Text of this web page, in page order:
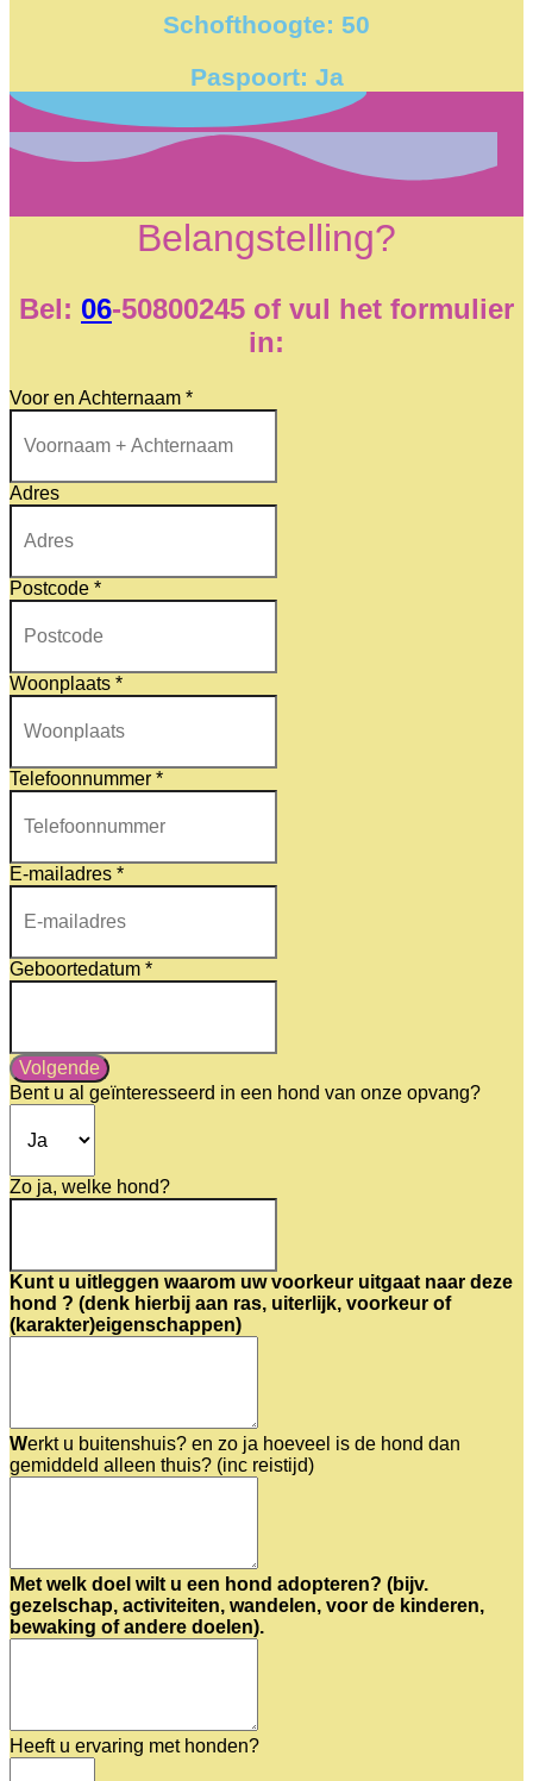
Schofthoogte: 50
Paspoort: Ja
Belangstelling?
Bel: 06-50800245 of vul het formulier
in:
Voor en Achternaam *
Adres
Postcode *
Woonplaats *
Telefoonnummer *
E-mailadres *
Geboortedatum *
Volgende
Bent u al geïnteresseerd in een hond van onze opvang?
Zo ja, welke hond?
Kunt u uitleggen waarom uw voorkeur uitgaat naar deze
hond ? (denk hierbij aan ras, uiterlijk, voorkeur of
(karakter)eigenschappen)
Werkt u buitenshuis? en zo ja hoeveel is de hond dan
gemiddeld alleen thuis? (inc reistijd)
Met welk doel wilt u een hond adopteren? (bijv.
gezelschap, activiteiten, wandelen, voor de kinderen,
bewaking of andere doelen).
Heeft u ervaring met honden?